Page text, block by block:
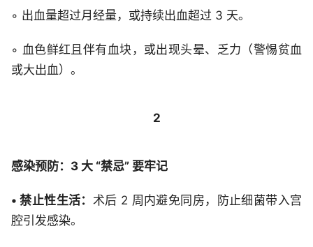
◦ 出血量超过月经量，或持续出血超过 3 天。
◦ 血色鲜红且伴有血块，或出现头晕、乏力（警惕贫血
或大出血）。
2
感染预防：3 大 “禁忌” 要牢记
• 禁止性生活： 术后 2 周内避免同房，防止细菌带入宫
腔引发感染。